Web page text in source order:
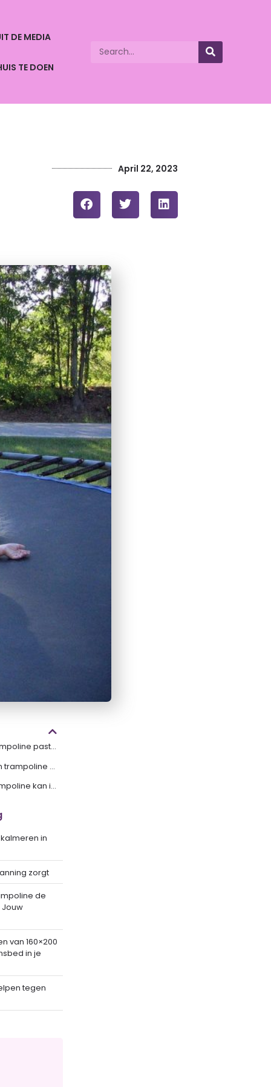
DE MEDIA
TE DOEN
April 22, 2023
Welke maat trampoline past bij mijn tuin?
Kiezen voor een trampoline op poten of ingegraven trampoline?
Welke vorm trampoline kan ik het beste kiezen?
in
zorgt
de
Jouw
van 160×200
in je
tegen